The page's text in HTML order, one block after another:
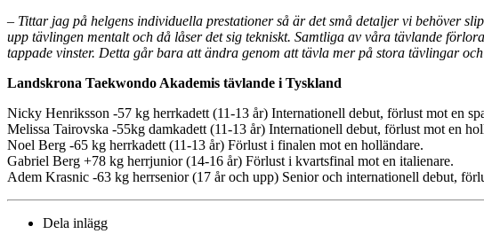
– Tittar jag på helgens individuella prestationer så är det små detaljer vi behöver
upp tävlingen mentalt och då låser det sig tekniskt. Samtliga av våra tävlande
tappade vinster. Detta går bara att ändra genom att tävla mer på stora tävlingar
Landskrona Taekwondo Akademis tävlande i Tyskland
Nicky Henriksson -57 kg herrkadett (11-13 år) Internationell debut, förlust mot en
Melissa Tairovska -55kg damkadett (11-13 år) Internationell debut, förlust mot en
Noel Berg -65 kg herrkadett (11-13 år) Förlust i finalen mot en holländare.
Gabriel Berg +78 kg herrjunior (14-16 år) Förlust i kvartsfinal mot en italienare.
Adem Krasnic -63 kg herrsenior (17 år och upp) Senior och internationell debut,
Dela inlägg